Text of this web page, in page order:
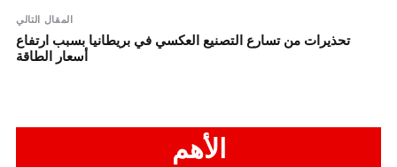
المقال التالي
تحذيرات من تسارع التصنيع العكسي في بريطانيا بسبب ارتفاع
أسعار الطاقة
الأهم